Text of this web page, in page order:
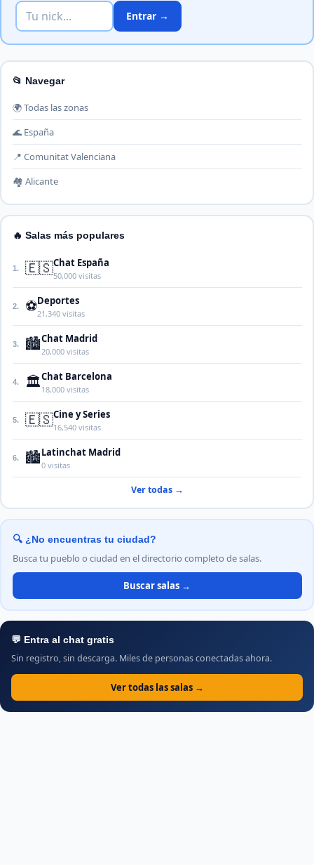
Entrar →
📂 Navegar
🌍 Todas las zonas
🌊 España
📍 Comunitat Valenciana
🏘️ Alicante
🔥 Salas más populares
1. 🇪🇸Chat España
50,000 visitas
2. ⚽Deportes
21,340 visitas
3. 🏙️Chat Madrid
20,000 visitas
4. 🏛️Chat Barcelona
18,000 visitas
5. 🇪🇸Cine y Series
16,540 visitas
6. 🏙️Latinchat Madrid
0 visitas
Ver todas →
🔍 ¿No encuentras tu ciudad?
Busca tu pueblo o ciudad en el directorio completo de salas.
Buscar salas →
💬 Entra al chat gratis
Sin registro, sin descarga. Miles de personas conectadas ahora.
Ver todas las salas →